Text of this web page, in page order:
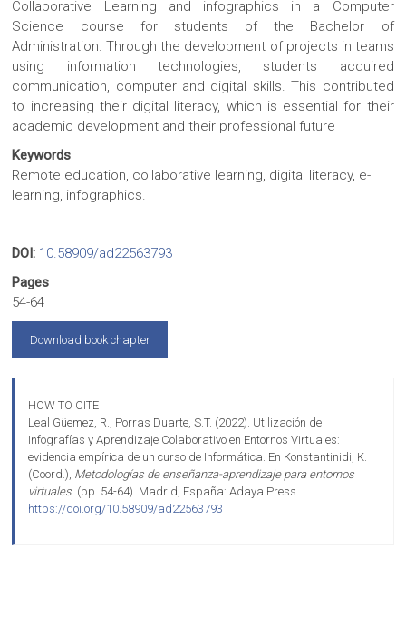
Collaborative Learning and infographics in a Computer
Science course for students of the Bachelor of
Administration. Through the development of projects in teams
using information technologies, students acquired
communication, computer and digital skills. This contributed
to increasing their digital literacy, which is essential for their
academic development and their professional future
Keywords
Remote education, collaborative learning, digital literacy, e-
learning, infographics.
DOI: 10.58909/ad22563793
Pages
54-64
Download book chapter
HOW TO CITE
Leal Güemez, R., Porras Duarte, S.T. (2022). Utilización de
Infografías y Aprendizaje Colaborativo en Entornos Virtuales:
evidencia empírica de un curso de Informática. En Konstantinidi, K.
(Coord.), Metodologías de enseñanza-aprendizaje para entornos
virtuales. (pp. 54-64). Madrid, España: Adaya Press.
https://doi.org/10.58909/ad22563793